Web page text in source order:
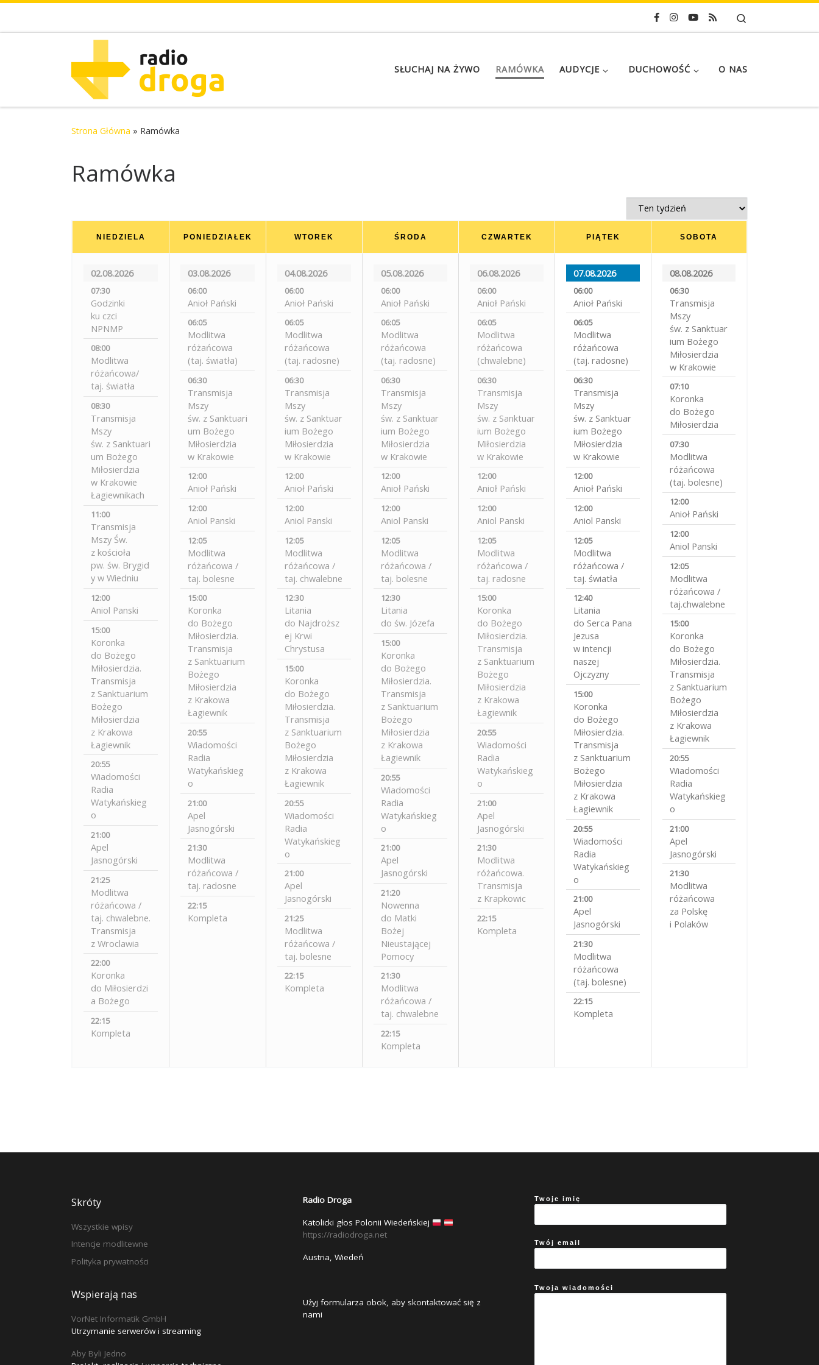
SŁUCHAJ NA ŻYWO RAMÓWKA AUDYCJE DUCHOWOŚĆ O NAS
Strona Główna » Ramówka
Ramówka
NIEDZIELA PONIEDZIAŁEK WTOREK ŚRODA CZWARTEK PIĄTEK SOBOTA
02.08.2026
07:30
Godzinki
ku czci
NPNMP
08:00
Modlitwa
różańcowa/
taj. światła
08:30
Transmisja
Mszy
św. z Sanktuari
um Bożego
Miłosierdzia
w Krakowie
Łagiewnikach
11:00
Transmisja
Mszy Św.
z kościoła
pw. św. Brygid
y w Wiedniu
12:00
Aniol Panski
15:00
Koronka
do Bożego
Miłosierdzia.
Transmisja
z Sanktuarium
Bożego
Miłosierdzia
z Krakowa
Łagiewnik
20:55
Wiadomości
Radia
Watykańskieg
o
21:00
Apel
Jasnogórski
21:25
Modlitwa
różańcowa /
taj. chwalebne.
Transmisja
z Wroclawia
22:00
Koronka
do Miłosierdzi
a Bożego
22:15
Kompleta
03.08.2026
06:00
Anioł Pański
06:05
Modlitwa
różańcowa
(taj. światła)
06:30
Transmisja
Mszy
św. z Sanktuari
um Bożego
Miłosierdzia
w Krakowie
12:00
Anioł Pański
12:00
Aniol Panski
12:05
Modlitwa
różańcowa /
taj. bolesne
15:00
Koronka
do Bożego
Miłosierdzia.
Transmisja
z Sanktuarium
Bożego
Miłosierdzia
z Krakowa
Łagiewnik
20:55
Wiadomości
Radia
Watykańskieg
o
21:00
Apel
Jasnogórski
21:30
Modlitwa
różańcowa /
taj. radosne
22:15
Kompleta
04.08.2026
06:00
Anioł Pański
06:05
Modlitwa
różańcowa
(taj. radosne)
06:30
Transmisja
Mszy
św. z Sanktuar
ium Bożego
Miłosierdzia
w Krakowie
12:00
Anioł Pański
12:00
Aniol Panski
12:05
Modlitwa
różańcowa /
taj. chwalebne
12:30
Litania
do Najdroższ
ej Krwi
Chrystusa
15:00
Koronka
do Bożego
Miłosierdzia.
Transmisja
z Sanktuarium
Bożego
Miłosierdzia
z Krakowa
Łagiewnik
20:55
Wiadomości
Radia
Watykańskieg
o
21:00
Apel
Jasnogórski
21:25
Modlitwa
różańcowa /
taj. bolesne
22:15
Kompleta
05.08.2026
06:00
Anioł Pański
06:05
Modlitwa
różańcowa
(taj. radosne)
06:30
Transmisja
Mszy
św. z Sanktuar
ium Bożego
Miłosierdzia
w Krakowie
12:00
Anioł Pański
12:00
Aniol Panski
12:05
Modlitwa
różańcowa /
taj. bolesne
12:30
Litania
do św. Józefa
15:00
Koronka
do Bożego
Miłosierdzia.
Transmisja
z Sanktuarium
Bożego
Miłosierdzia
z Krakowa
Łagiewnik
20:55
Wiadomości
Radia
Watykańskieg
o
21:00
Apel
Jasnogórski
21:20
Nowenna
do Matki
Bożej
Nieustającej
Pomocy
21:30
Modlitwa
różańcowa /
taj. chwalebne
22:15
Kompleta
06.08.2026
06:00
Anioł Pański
06:05
Modlitwa
różańcowa
(chwalebne)
06:30
Transmisja
Mszy
św. z Sanktuar
ium Bożego
Miłosierdzia
w Krakowie
12:00
Anioł Pański
12:00
Aniol Panski
12:05
Modlitwa
różańcowa /
taj. radosne
15:00
Koronka
do Bożego
Miłosierdzia.
Transmisja
z Sanktuarium
Bożego
Miłosierdzia
z Krakowa
Łagiewnik
20:55
Wiadomości
Radia
Watykańskieg
o
21:00
Apel
Jasnogórski
21:30
Modlitwa
różańcowa.
Transmisja
z Krapkowic
22:15
Kompleta
07.08.2026
06:00
Anioł Pański
06:05
Modlitwa
różańcowa
(taj. radosne)
06:30
Transmisja
Mszy
św. z Sanktuar
ium Bożego
Miłosierdzia
w Krakowie
12:00
Anioł Pański
12:00
Aniol Panski
12:05
Modlitwa
różańcowa /
taj. światła
12:40
Litania
do Serca Pana
Jezusa
w intencji
naszej
Ojczyzny
15:00
Koronka
do Bożego
Miłosierdzia.
Transmisja
z Sanktuarium
Bożego
Miłosierdzia
z Krakowa
Łagiewnik
20:55
Wiadomości
Radia
Watykańskieg
o
21:00
Apel
Jasnogórski
21:30
Modlitwa
różańcowa
(taj. bolesne)
22:15
Kompleta
08.08.2026
06:30
Transmisja
Mszy
św. z Sanktuar
ium Bożego
Miłosierdzia
w Krakowie
07:10
Koronka
do Bożego
Miłosierdzia
07:30
Modlitwa
różańcowa
(taj. bolesne)
12:00
Anioł Pański
12:00
Aniol Panski
12:05
Modlitwa
różańcowa /
taj.chwalebne
15:00
Koronka
do Bożego
Miłosierdzia.
Transmisja
z Sanktuarium
Bożego
Miłosierdzia
z Krakowa
Łagiewnik
20:55
Wiadomości
Radia
Watykańskieg
o
21:00
Apel
Jasnogórski
21:30
Modlitwa
różańcowa
za Polskę
i Polaków
Skróty
Wszystkie wpisy
Intencje modlitewne
Polityka prywatności
Wspierają nas
VorNet Informatik GmbH
Utrzymanie serwerów i streaming
Aby Byli Jedno
Radio Droga
Katolicki głos Polonii Wiedeńskiej
https://radiodroga.net
Austria, Wiedeń
Użyj formularza obok, aby skontaktować się z
nami
Twoje imię
Twój email
Twoja wiadomości